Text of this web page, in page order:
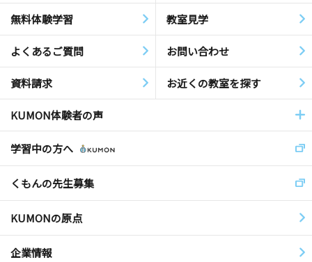
無料体験学習 教室見学
よくあるご質問 お問い合わせ
資料請求 お近くの教室を探す
KUMON体験者の声
学習中の方へ
くもんの先生募集
KUMONの原点
企業情報